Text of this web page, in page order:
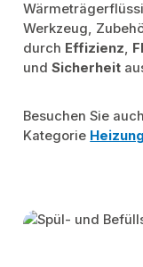
Werkzeug,
durch Effizienz,
undSicherheit
Besuchen Sie
Kategorie Heizung
Kategoriegalerie